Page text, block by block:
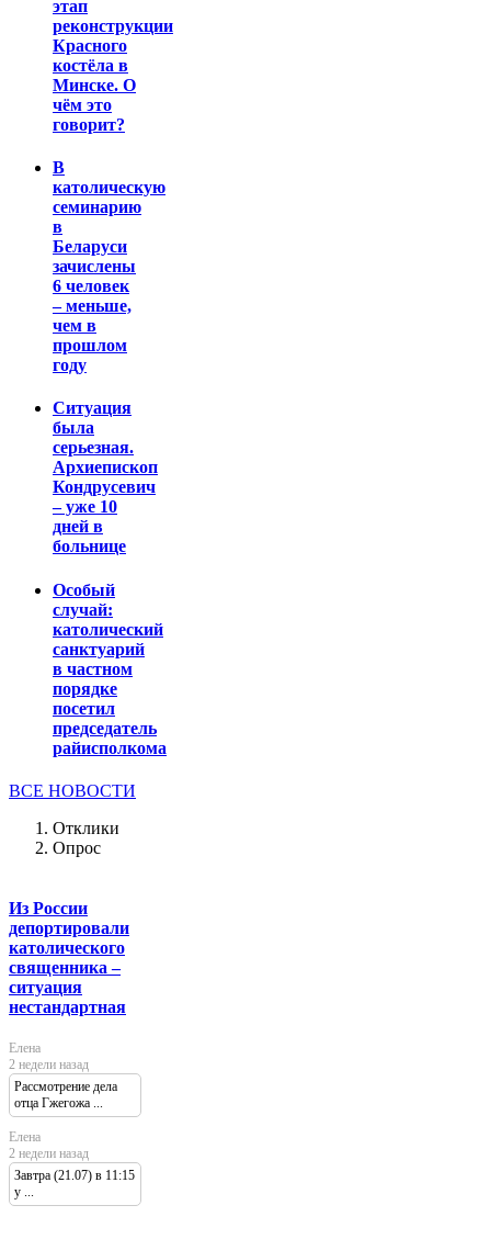
этап
реконструкции
Красного
костёла в
Минске. О
чём это
говорит?
В
католическую
семинарию
в
Беларуси
зачислены
6 человек
– меньше,
чем в
прошлом
году
Ситуация
была
серьезная.
Архиепископ
Кондрусевич
– уже 10
дней в
больнице
Особый
случай:
католический
санктуарий
в частном
порядке
посетил
председатель
райисполкома
ВСЕ НОВОСТИ
Отклики
Опрос
Из России
депортировали
католического
священника –
ситуация
нестандартная
Елена
2 недели назад
Рассмотрение дела
отца Гжегожа ...
Елена
2 недели назад
Завтра (21.07) в 11:15
у ...